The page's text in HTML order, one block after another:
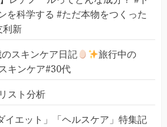
を科学する #ただ本物をつくった
利新
のスキンケア日記
旅行中の
キンケア#30代
スト分析
エット」「ヘルスケア」特集記